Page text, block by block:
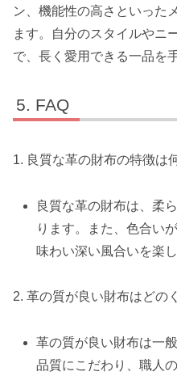
ン、機能性の高さといった
ます。自分のスタイルやニ
で、長く愛用できる一品を
FAQ
1. 良質な革の財布の特徴は
良質な革の財布は、柔
ります。また、色合い
味わい深い風合いを楽
2. 革の質が良い財布はどの
革の質が良い財布は一
品質にこだわり、職人